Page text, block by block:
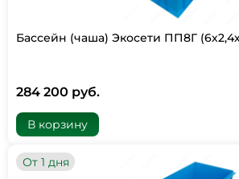
Бассейн (чаша) Экосети ПП8Г
284 200 руб.
В корзину
От 1 дня